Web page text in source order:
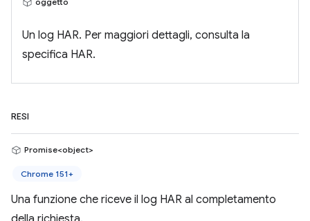
Un log HAR. Per maggiori dettagli, consulta la
specifica HAR.
RESI
Promise<object>
Chrome 151+
Una funzione che riceve il log HAR al completamento